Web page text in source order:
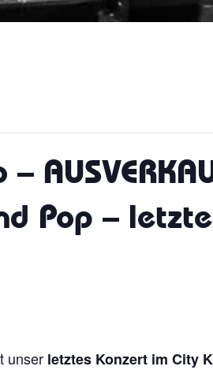
Pop –
unser letztes Konzert im City